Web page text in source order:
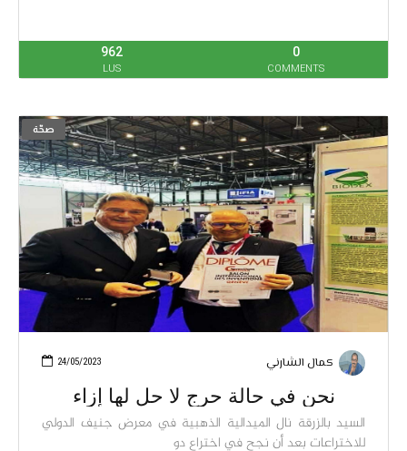
962
LUS
0
COMMENTS
صحّة
24/05/2023 كمال الشارني
نحن في حالة حرج لا حل لها إزاء
السيد بالزرقة نال الميدالية الذهبية في معرض جنيف الدولي
للاختراعات بعد أن نجح في اختراع دو